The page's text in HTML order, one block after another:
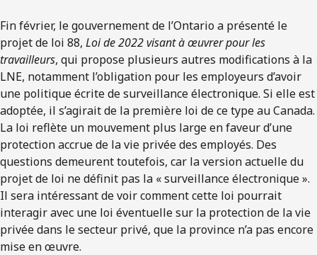
Fin février, le gouvernement de l’Ontario a présenté le
projet de loi 88, Loi de 2022 visant à œuvrer pour les
travailleurs, qui propose plusieurs autres modifications à la
LNE, notamment l’obligation pour les employeurs d’avoir
une politique écrite de surveillance électronique. Si elle est
adoptée, il s’agirait de la première loi de ce type au Canada.
La loi reflète un mouvement plus large en faveur d’une
protection accrue de la vie privée des employés. Des
questions demeurent toutefois, car la version actuelle du
projet de loi ne définit pas la « surveillance électronique ».
Il sera intéressant de voir comment cette loi pourrait
interagir avec une loi éventuelle sur la protection de la vie
privée dans le secteur privé, que la province n’a pas encore
mise en œuvre.